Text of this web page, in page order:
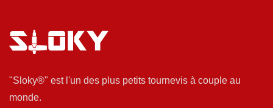
"Sloky®" est l'un des plus petits tournevis à couple au
monde.